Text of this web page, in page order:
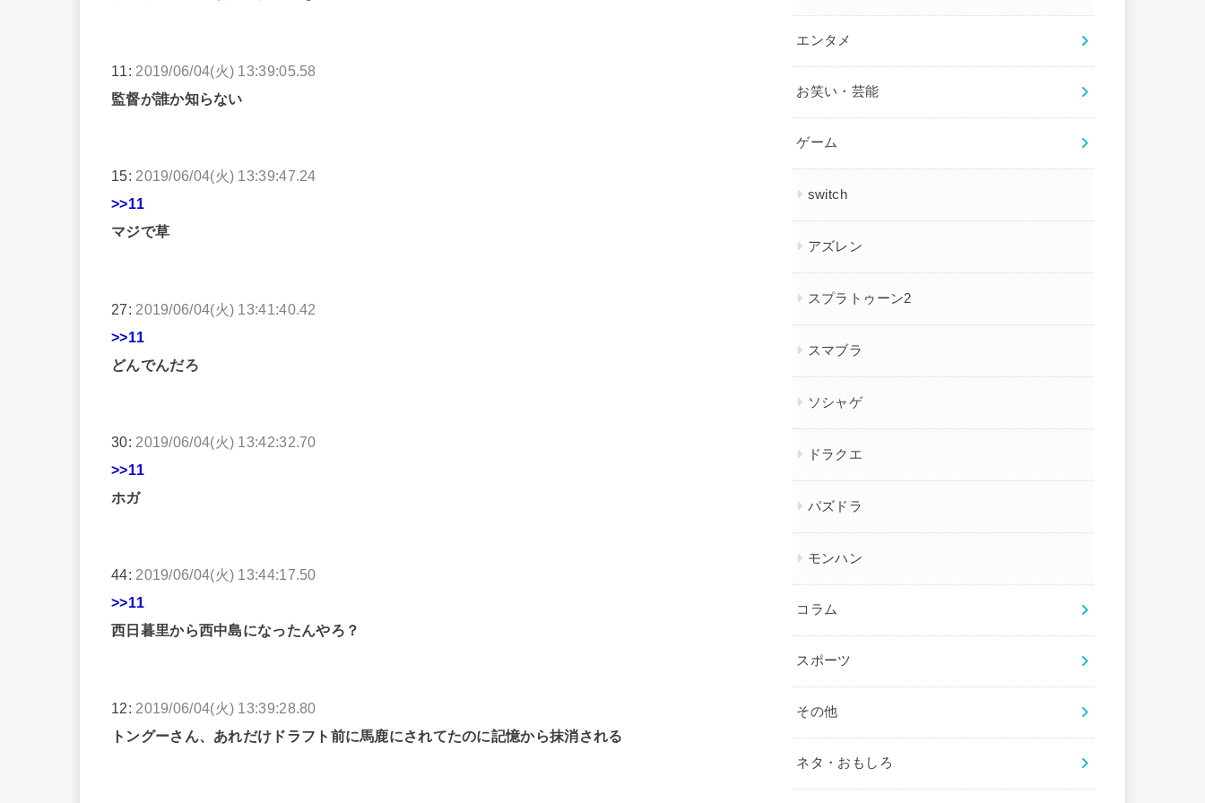
11: 2019/06/04(火) 13:39:05.58
監督が誰か知らない
15: 2019/06/04(火) 13:39:47.24
>>11
マジで草
27: 2019/06/04(火) 13:41:40.42
>>11
どんでんだろ
30: 2019/06/04(火) 13:42:32.70
>>11
ホガ
44: 2019/06/04(火) 13:44:17.50
>>11
西日暮里から西中島になったんやろ？
12: 2019/06/04(火) 13:39:28.80
トングーさん、あれだけドラフト前に馬鹿にされてたのに記憶から抹消される
エンタメ
お笑い・芸能
ゲーム
switch
アズレン
スプラトゥーン2
スマブラ
ソシャゲ
ドラクエ
パズドラ
モンハン
コラム
スポーツ
その他
ネタ・おもしろ